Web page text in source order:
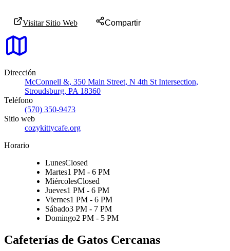
Visitar Sitio Web Compartir
Dirección
McConnell &, 350 Main Street, N 4th St Intersection,
Stroudsburg, PA 18360
Teléfono
(570) 350-9473
Sitio web
cozykittycafe.org
Horario
LunesClosed
Martes1 PM - 6 PM
MiércolesClosed
Jueves1 PM - 6 PM
Viernes1 PM - 6 PM
Sábado3 PM - 7 PM
Domingo2 PM - 5 PM
Cafeterías de Gatos Cercanas